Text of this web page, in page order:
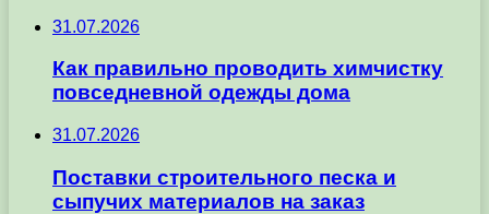
31.07.2026
Как правильно проводить химчистку
повседневной одежды дома
31.07.2026
Поставки строительного песка и
сыпучих материалов на заказ